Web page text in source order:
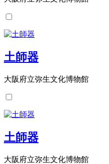
土師器
大阪府立弥生文化博物館
土師器
大阪府立弥生文化博物館